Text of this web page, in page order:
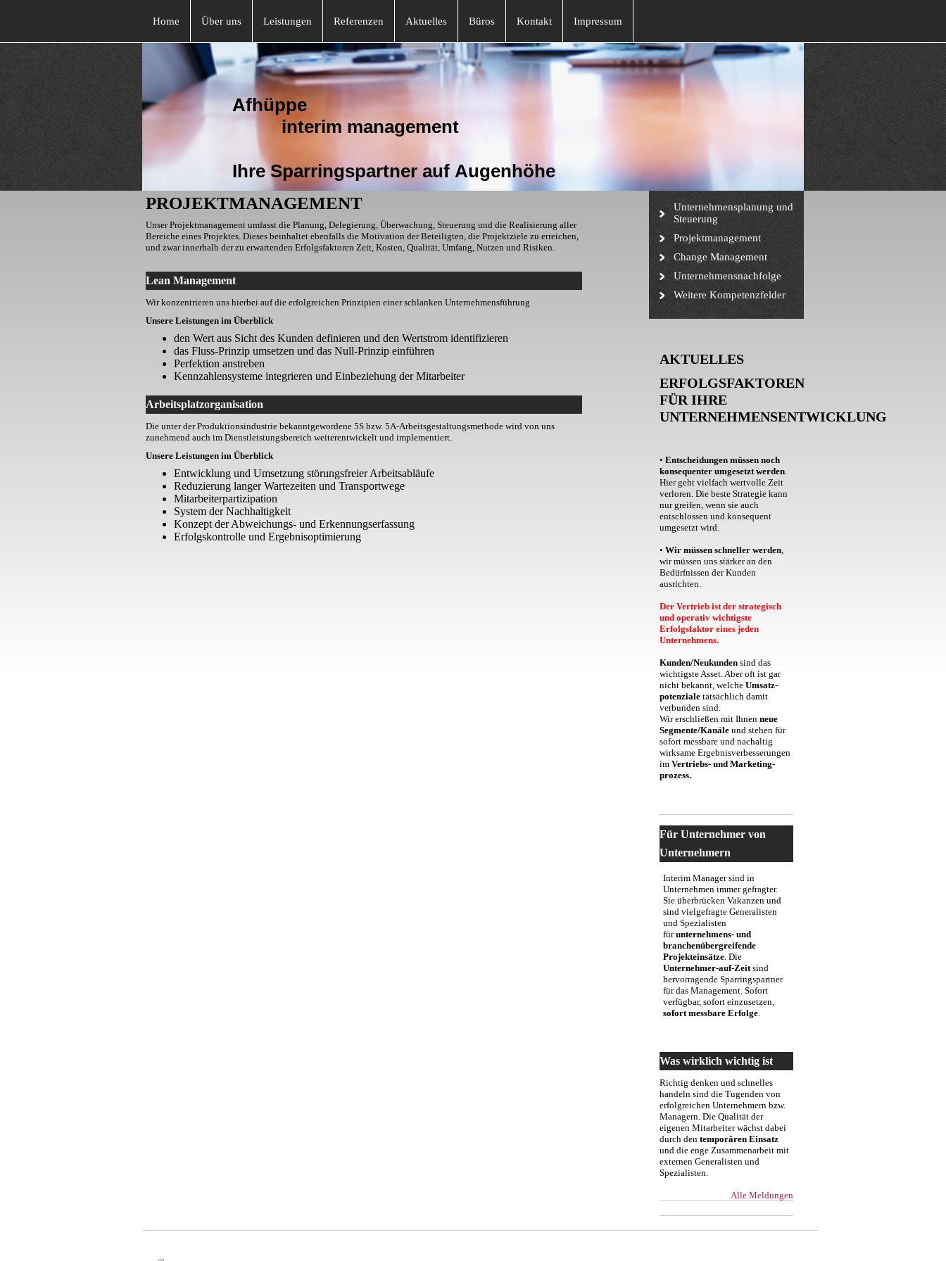
Home Über uns Leistungen Referenzen Aktuelles Büros Kontakt Impressum
Afhüppe
interim management
Ihre Sparringspartner auf Augenhöhe
PROJEKTMANAGEMENT
Unser Projektmanagement umfasst die Planung, Delegierung, Überwachung, Steuerung und die Realisierung aller
Bereiche eines Projektes. Dieses beinhaltet ebenfalls die Motivation der Beteiligten, die Projektziele zu erreichen,
und zwar innerhalb der zu erwartenden Erfolgsfaktoren Zeit, Kosten, Qualität, Umfang, Nutzen und Risiken.
Lean Management
Wir konzentrieren uns hierbei auf die erfolgreichen Prinzipien einer schlanken Unternehmensführung
Unsere Leistungen im Überblick
den Wert aus Sicht des Kunden definieren und den Wertstrom identifizieren
das Fluss-Prinzip umsetzen und das Null-Prinzip einführen
Perfektion anstreben
Kennzahlensysteme integrieren und Einbeziehung der Mitarbeiter
Arbeitsplatzorganisation
Die unter der Produktionsindustrie bekanntgewordene 5S bzw. 5A-Arbeitsgestaltungsmethode wird von uns
zunehmend auch im Dienstleistungsbereich weiterentwickelt und implementiert.
Unsere Leistungen im Überblick
Entwicklung und Umsetzung störungsfreier Arbeitsabläufe
Reduzierung langer Wartezeiten und Transportwege
Mitarbeiterpartizipation
System der Nachhaltigkeit
Konzept der Abweichungs- und Erkennungserfassung
Erfolgskontrolle und Ergebnisoptimierung
Unternehmensplanung und
Steuerung
Projektmanagement
Change Management
Unternehmensnachfolge
Weitere Kompetenzfelder
AKTUELLES
ERFOLGSFAKTOREN
FÜR IHRE
UNTERNEHMENSENTWICKLUNG
• Entscheidungen müssen noch
konsequenter umgesetzt werden.
Hier geht vielfach wertvolle Zeit
verloren. Die beste Strategie kann
nur greifen, wenn sie auch
entschlossen und konsequent
umgesetzt wird.
• Wir müssen schneller werden,
wir müssen uns stärker an den
Bedürfnissen der Kunden
ausrichten.
Der Vertrieb ist der strategisch
und operativ wichtigste
Erfolgsfaktor eines jeden
Unternehmens.
Kunden/Neukunden sind das
wichtigste Asset. Aber oft ist gar
nicht bekannt, welche Umsatz-
potenziale tatsächlich damit
verbunden sind.
Wir erschließen mit Ihnen neue
Segmente/Kanäle und stehen für
sofort messbare und nachaltig
wirksame Ergebnisverbesserungen
im Vertriebs- und Marketing-
prozess.
Für Unternehmer von
Unternehmern
Interim Manager sind in
Unternehmen immer gefragter.
Sie überbrücken Vakanzen und
sind vielgefragte Generalisten
und Spezialisten
fürunternehmens- und
branchenübergreifende
Projekteinsätze. Die
Unternehmer-auf-Zeitsind
hervorragende Sparringspartner
für das Management. Sofort
verfügbar, sofort einzusetzen,
sofort messbare Erfolge.
Was wirklich wichtig ist
Richtig denken und schnelles
handeln sind die Tugenden von
erfolgreichen Unternehmern bzw.
Managern. Die Qualität der
eigenen Mitarbeiter wächst dabei
durch den temporären Einsatz
und die enge Zusammenarbeit mit
externen Generalisten und
Spezialisten.
Alle Meldungen